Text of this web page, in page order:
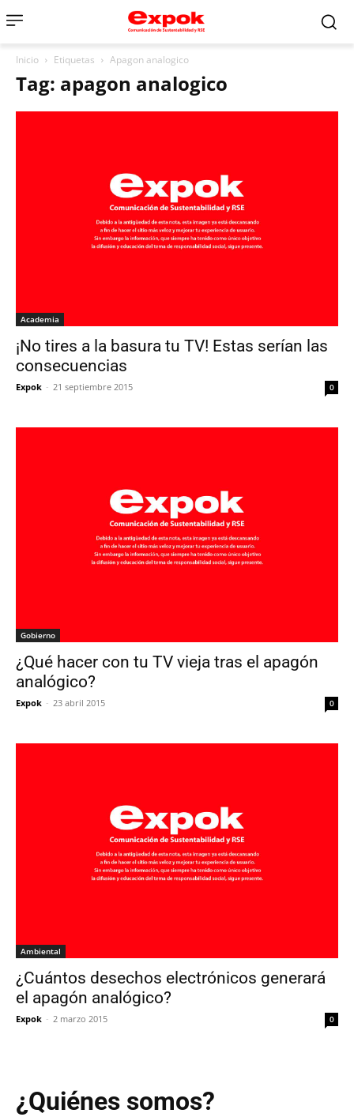
Inicio Etiquetas Apagon analogico
Tag: apagon analogico
Academia
¡No tires a la basura tu TV! Estas serían las
consecuencias
Expok - 21 septiembre 2015 0
Gobierno
¿Qué hacer con tu TV vieja tras el apagón
analógico?
Expok - 23 abril 2015 0
Ambiental
¿Cuántos desechos electrónicos generará
el apagón analógico?
Expok - 2 marzo 2015 0
¿Quiénes somos?